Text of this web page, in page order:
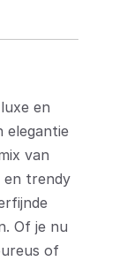
en
elegantie
van
en trendy
Of je nu
of